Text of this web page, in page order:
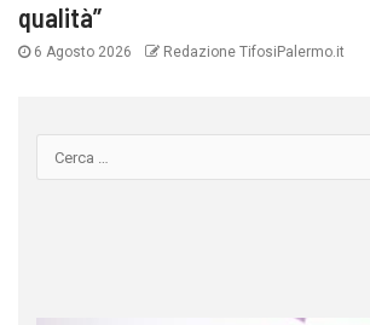
qualità”
6 Agosto 2026 Redazione TifosiPalermo.it